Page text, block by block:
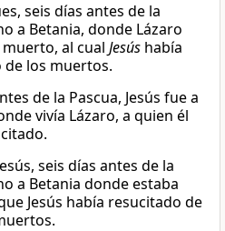
seis días antes de la
a Betania, donde Lázaro
al cual Jesús había
de los muertos.
de la Pascua, Jesús fue a
vivía Lázaro, a quien él
seis días antes de la
a Betania donde estaba
Jesús había resucitado de